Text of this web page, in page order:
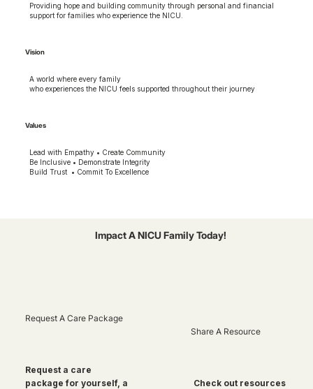
Providing hope and building community through personal and financial
support for families who experience the NICU.
Vision
A world where every family
who experiences the NICU feels supported throughout their journey
Values
Lead with Empathy • Create Community
Be Inclusive • Demonstrate Integrity
Build Trust • Commit To Excellence
Impact A NICU Family Today!
Request A Care Package
Request a care
package for yourself, a
Share A Resource
Check out resources